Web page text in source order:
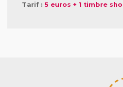
Tarif : 5 euros + 1 timbre